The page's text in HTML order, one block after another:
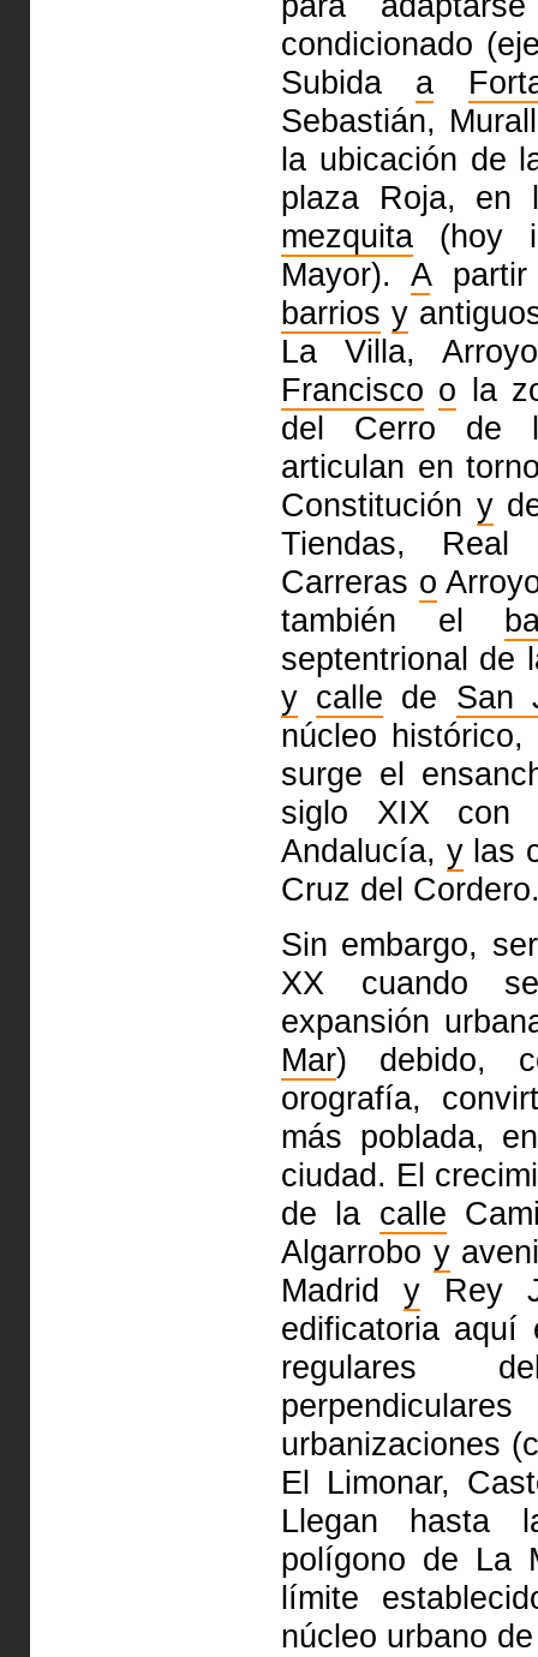
condicionado
Subida a
Sebastián,
la ubicación de
plaza Roja, en
mezquita (hoy
Mayor).Apartir
barrios y
La Villa,
Francisco o la
del Cerro
articulan en
Constitución y
Tiendas,
Carreras o
también el
septentrional de
y calle de San
núcleo
surge el
siglo XIX con
Andalucía, ylas
Cruz del
Sin embargo,
XX cuando
expansión
Mar) debido,
orografía,
más poblada,
ciudad. El
de la calle
Algarrobo y
Madrid yRey
edificatoria aquí
regulares
urbanizaciones
El Limonar,
Llegan hasta
polígono de La
límite
núcleo urbano